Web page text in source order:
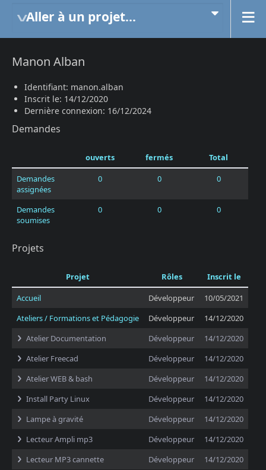
Aller à un projet...
Manon Alban
Identifiant: manon.alban
Inscrit le: 14/12/2020
Dernière connexion: 16/12/2024
Demandes
ouverts fermés
Total
Demandes
assignées
0 0 0
Demandes
soumises
0 0 0
Projets
Projet Rôles
Inscrit le
Accueil
Développeur
10/05/2021
Ateliers / Formations et Pédagogie
Développeur
14/12/2020
Atelier Documentation
Développeur
14/12/2020
Atelier Freecad
Développeur
14/12/2020
Atelier WEB & bash
Développeur
14/12/2020
Install Party Linux
Développeur
14/12/2020
Lampe à gravité
Développeur
14/12/2020
Lecteur Ampli mp3
Développeur
14/12/2020
Lecteur MP3 cannette
Développeur
14/12/2020